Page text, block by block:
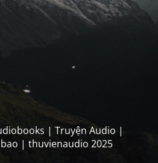
| Truyện Audio |
| thuvienaudio 2025